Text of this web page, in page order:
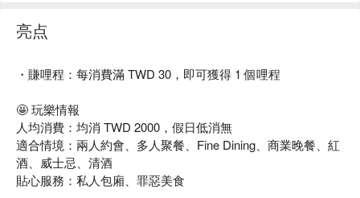
亮点
・賺哩程：每消費滿 TWD 30，即可獲得 1 個哩程
🤩 玩樂情報
人均消費：均消 TWD 2000，假日低消無
適合情境：兩人約會、多人聚餐、Fine Dining、商業晚餐、紅
酒、威士忌、清酒
貼心服務：私人包廂、罪惡美食